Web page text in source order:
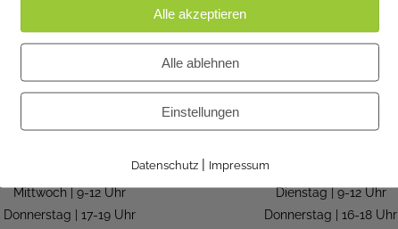
Mittwoch | 9-12 Uhr
Donnerstag | 17-19 Uhr
Dienstag | 9-12 Uhr
Donnerstag | 16-18 Uhr
Alle akzeptieren
Alle ablehnen
Einstellungen
Datenschutz| Impressum